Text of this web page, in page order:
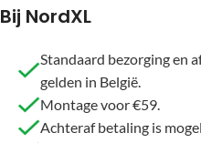
Bij NordXL
Standaard bezorging en
gelden in België.
Montage voor €59.
Achteraf betaling is